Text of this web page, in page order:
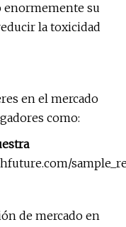
enormemente su
la toxicidad
en el mercado
como:
de mercado en